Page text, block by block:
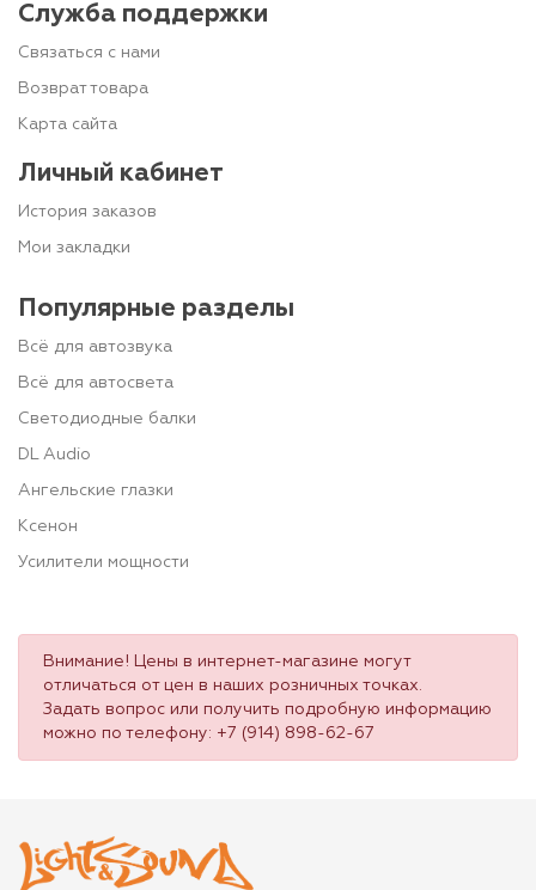
Служба поддержки
Связаться с нами
Возврат товара
Карта сайта
Личный кабинет
История заказов
Мои закладки
Популярные разделы
Всё для автозвука
Всё для автосвета
Светодиодные балки
DL Audio
Ангельские глазки
Ксенон
Усилители мощности
Внимание! Цены в интернет-магазине могут
отличаться от цен в наших розничных точках.
Задать вопрос или получить подробную информацию
можно по телефону: +7 (914) 898-62-67